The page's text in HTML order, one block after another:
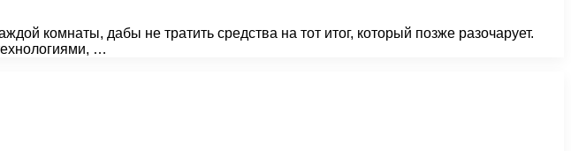
комнаты, дабы не тратить средства на тот итог, который позже разочарует.
…